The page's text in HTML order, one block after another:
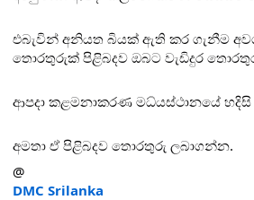
එබැවින් අනියත බියක් ඇති කර ගැනීම
තොරතුරුක් පිළිබදව ඔබට වැඩිදුර
ආපදා කළමනාකරණ මධ්යස්ථානයේ හදිසි
අමතා ඒ පිළිබදව තොරතුරු ලබාගන්න.
@
DMC Srilanka